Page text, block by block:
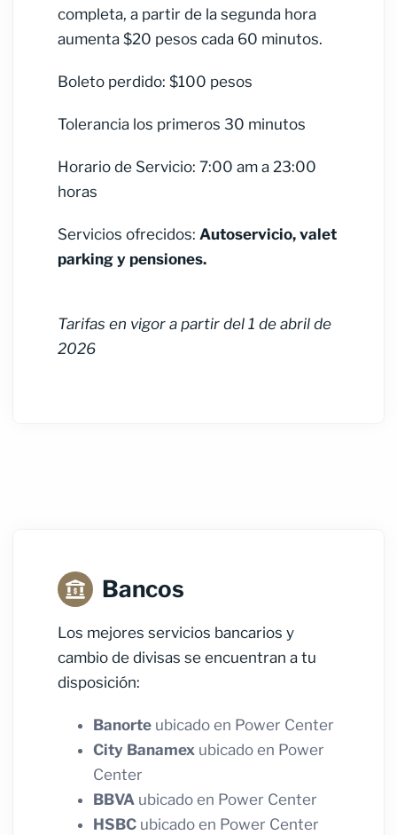
completa, a partir de la segunda hora
aumenta $20 pesos cada 60 minutos.
Boleto perdido: $100 pesos
Tolerancia los primeros 30 minutos
Horario de Servicio: 7:00 am a 23:00
horas
Servicios ofrecidos: Autoservicio, valet
parking y pensiones.
Tarifas en vigor a partir del 1 de abril de
2026
Bancos
Los mejores servicios bancarios y
cambio de divisas se encuentran a tu
disposición:
Banorte ubicado en Power Center
City Banamex ubicado en Power
Center
BBVA ubicado en Power Center
HSBC ubicado en Power Center